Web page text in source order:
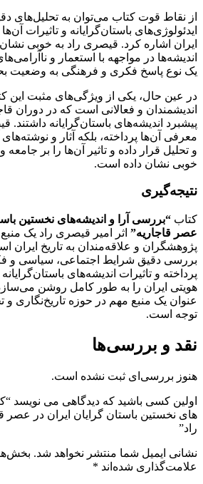
از نقاط قوت کتاب می‌توان به تحلیل‌های
ایدئولوژی‌های باستان‌گرایانه و تاثیرات
ایران اشاره کرد. قیصری راد به خوبی
اندیشه‌ها در مواجهه با استعمار و
یک نوع پاسخ فکری و فرهنگی به وضعیت
در عین حال، یکی از ویژگی‌های مثبت این
اندیشمندان و فعالانی است که در دوران
پیشبرد اندیشه‌های باستان‌گرایانه داشتند.
معرفی آن‌ها پرداخته، بلکه آثار و نوشته‌های
و تحلیل قرار داده و تاثیر آن‌ها را بر جامعه
خوبی نشان داده است.
نتیجه‌گیری
کتاب “بررسی آرا و اندیشه‌های نخستین
عصر قاجاریه” اثر امیر قیصری راد یک
پژوهشگران و علاقه‌مندان به تاریخ ایران
بررسی دقیق شرایط اجتماعی، سیاسی و
پرداخته و تاثیرات اندیشه‌های
هویتی ایران را به طور کامل روشن می‌سازد.
عنوان یک منبع مهم در حوزه تاریخ‌نگاری و
توجه است.
نقد و بررسی‌ها
هنوز بررسی‌ای ثبت نشده است.
اولین کسی باشید که دیدگاهی می نویسد
های نخستین باستان گرایان ایران در عصر
راد”
نشانی ایمیل شما منتشر نخواهد شد.
علامت‌گذاری شده‌اند *